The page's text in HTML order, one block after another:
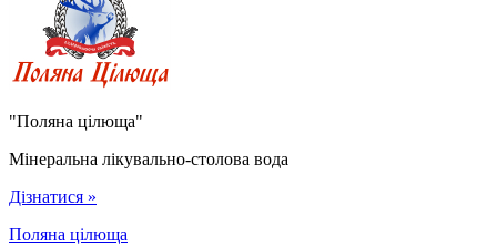
"Поляна цілюща"
Мінеральна лікувально-столова вода
Дізнатися »
Поляна цілюща